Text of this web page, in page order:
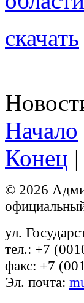
скачать
Начало
Конец |
© 2026
ул.
тел.: +7
факс: +7
Эл. почта: